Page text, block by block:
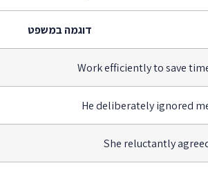
דוגמה במשפט
Work efficiently to save
He deliberately ignored
She reluctantly